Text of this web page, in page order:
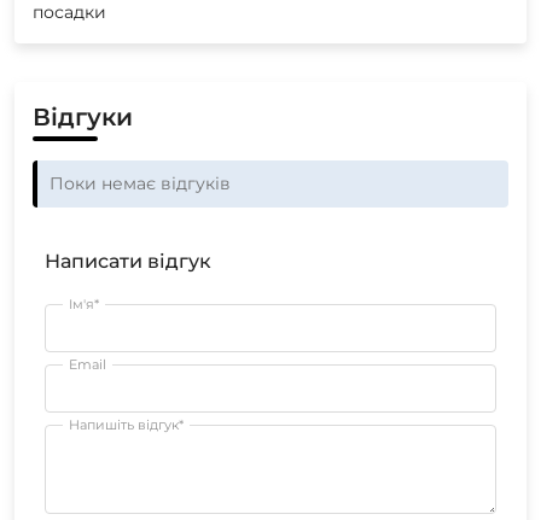
посадки
Відгуки
Поки немає відгуків
Написати відгук
Ім'я*
Email
Напишіть відгук*